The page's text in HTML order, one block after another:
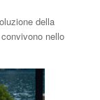
della
nello